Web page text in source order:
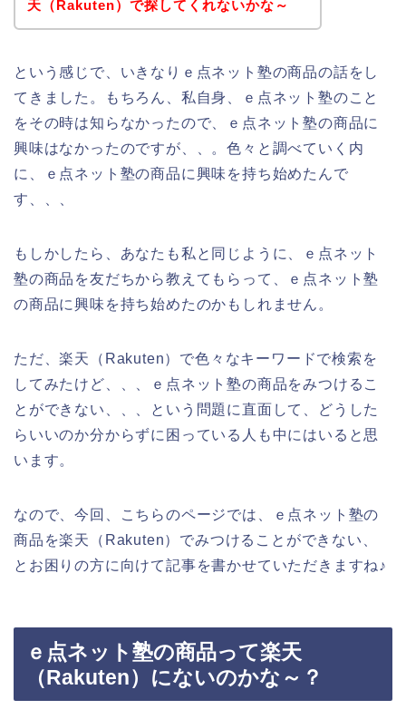
天（Rakuten）で探してくれないかな～
という感じで、いきなりｅ点ネット塾の商品の話をし
てきました。もちろん、私自身、ｅ点ネット塾のこと
をその時は知らなかったので、ｅ点ネット塾の商品に
興味はなかったのですが、、。色々と調べていく内
に、ｅ点ネット塾の商品に興味を持ち始めたんで
す、、、
もしかしたら、あなたも私と同じように、ｅ点ネット
塾の商品を友だちから教えてもらって、ｅ点ネット塾
の商品に興味を持ち始めたのかもしれません。
ただ、楽天（Rakuten）で色々なキーワードで検索を
してみたけど、、、ｅ点ネット塾の商品をみつけるこ
とができない、、、という問題に直面して、どうした
らいいのか分からずに困っている人も中にはいると思
います。
なので、今回、こちらのページでは、ｅ点ネット塾の
商品を楽天（Rakuten）でみつけることができない、
とお困りの方に向けて記事を書かせていただきますね♪
ｅ点ネット塾の商品って楽天
（Rakuten）にないのかな～？